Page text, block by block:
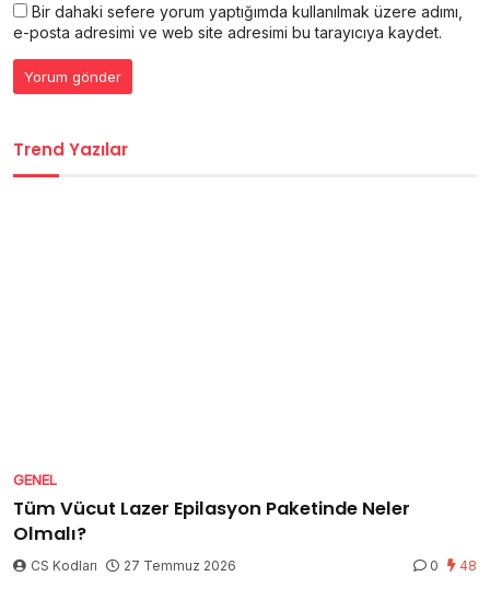
Bir dahaki sefere yorum yaptığımda kullanılmak üzere adımı,
e-posta adresimi ve web site adresimi bu tarayıcıya kaydet.
Trend Yazılar
GENEL
Tüm Vücut Lazer Epilasyon Paketinde Neler
Olmalı?
CS Kodları 27 Temmuz 2026 0 48